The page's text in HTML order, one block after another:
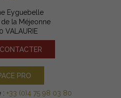
Eyguebelle
la Méjeonne
VALAURIE
PRO
: +33 (0)4 75 98 03 80